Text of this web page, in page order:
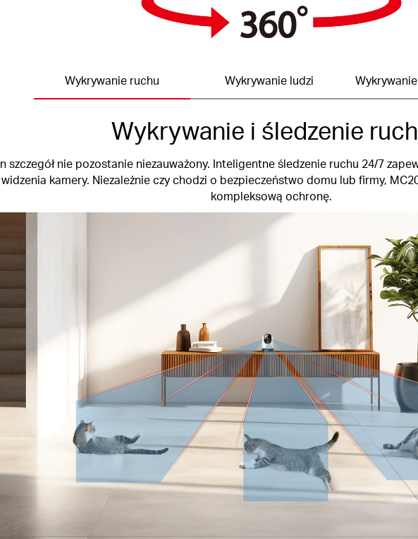
Wykrywanie ruchu Wykrywanie ludzi
Wykrywanie i śledzenie
szczegół nie pozostanie niezauważony. Inteligentne śledzenie ruchu 24/7
widzenia kamery. Niezależnie czy chodzi o bezpieczeństwo domu lub firmy,
kompleksową ochronę.